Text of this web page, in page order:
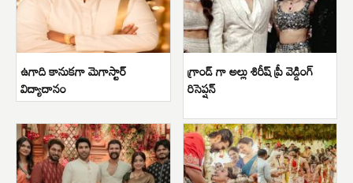
ఉగాది కానుకగా మెగాస్టార్
విద్యాదానం
గ్రాండ్ గా అల్లు శిరీష్ ప్రీ వెడ్డింగ్
రిసెప్షన్